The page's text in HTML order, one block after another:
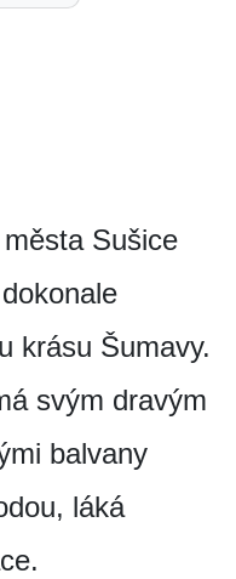
Sušice
krásu Šumavy.
svým dravým
balvany
láká